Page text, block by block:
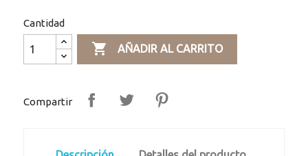
Cantidad
 AÑADIR AL CARRITO
Compartir